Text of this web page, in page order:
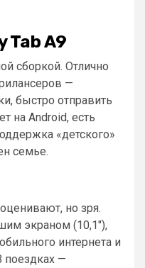
Tab A9
сборкой. Отлично
—
быстро отправить
на Android, есть
«детского»
семье.
но зря.
экраном (10,1″),
интернета и
поездках —